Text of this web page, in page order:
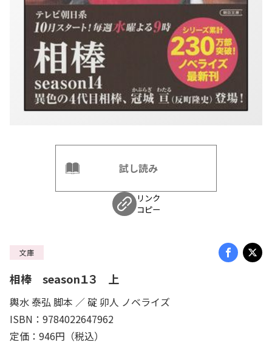
試し読み
リンク
コピー
文庫
相棒 season１３ 上
輿水 泰弘 脚本 ／ 碇 卯人 ノベライズ
ISBN：9784022647962
定価：946円（税込）